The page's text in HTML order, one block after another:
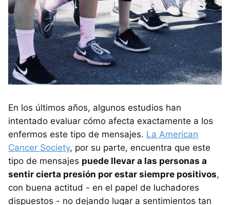
En los últimos años, algunos estudios han
intentado evaluar cómo afecta exactamente a los
enfermos este tipo de mensajes. La American
Cancer Society, por su parte, encuentra que este
tipo de mensajes puede llevar a las personas a
sentir cierta presión por estar siempre positivos,
con buena actitud - en el papel de luchadores
dispuestos - no dejando lugar a sentimientos tan